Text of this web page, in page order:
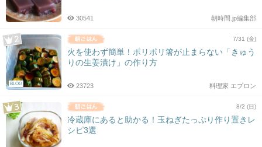
朝時間.jp編集部
30541
BLOG
7/31 (金)
火を使わず簡単！ポリポリ箸が止まらない「きゅう
りの生姜漬け」の作り方
料理家 エプロン
23723
8/2 (日)
冷蔵庫にあると助かる！玉ねぎたっぷり作り置きレ
シピ3選